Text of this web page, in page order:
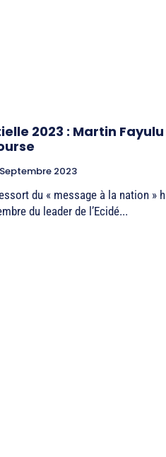
2023 : Martin
2023
du « message à la nation »
du leader de l’Ecidé...